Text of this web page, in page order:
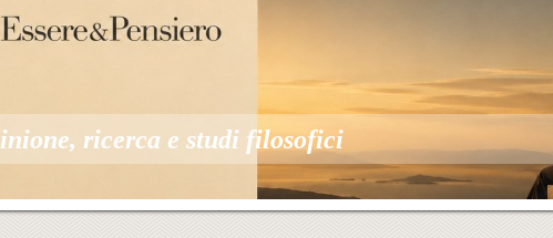
ricerca e studi filosofici